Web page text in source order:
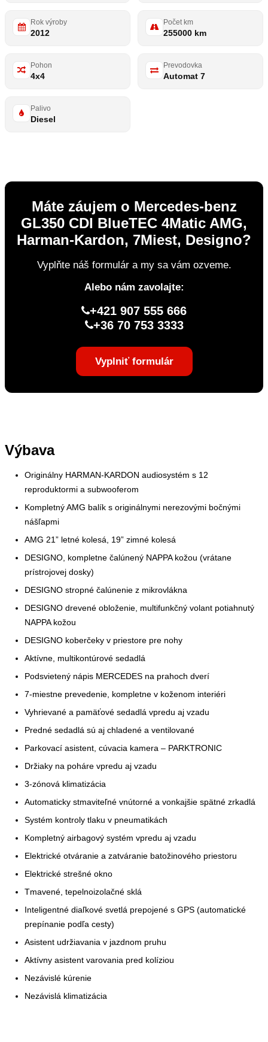
Rok výroby
2012
Počet km
255000 km
Pohon
4x4
Prevodovka
Automat 7
Palivo
Diesel
Máte záujem o Mercedes-benz
GL350 CDI BlueTEC 4Matic AMG,
Harman-Kardon, 7Miest, Designo?
Vyplňte náš formulár a my sa vám ozveme.
Alebo nám zavolajte:
+421 907 555 666
+36 70 753 3333
Vyplniť formulár
Výbava
Originálny HARMAN-KARDON audiosystém s 12
reproduktormi a subwooferom
Kompletný AMG balík s originálnymi nerezovými bočnými
nášľapmi
AMG 21” letné kolesá, 19” zimné kolesá
DESIGNO, kompletne čalúnený NAPPA kožou (vrátane
prístrojovej dosky)
DESIGNO stropné čalúnenie z mikrovlákna
DESIGNO drevené obloženie, multifunkčný volant potiahnutý
NAPPA kožou
DESIGNO koberčeky v priestore pre nohy
Aktívne, multikontúrové sedadlá
Podsvietený nápis MERCEDES na prahoch dverí
7-miestne prevedenie, kompletne v koženom interiéri
Vyhrievané a pamäťové sedadlá vpredu aj vzadu
Predné sedadlá sú aj chladené a ventilované
Parkovací asistent, cúvacia kamera – PARKTRONIC
Držiaky na poháre vpredu aj vzadu
3-zónová klimatizácia
Automaticky stmaviteľné vnútorné a vonkajšie spätné zrkadlá
Systém kontroly tlaku v pneumatikách
Kompletný airbagový systém vpredu aj vzadu
Elektrické otváranie a zatváranie batožinového priestoru
Elektrické strešné okno
Tmavené, tepelnoizolačné sklá
Inteligentné diaľkové svetlá prepojené s GPS (automatické
prepínanie podľa cesty)
Asistent udržiavania v jazdnom pruhu
Aktívny asistent varovania pred kolíziou
Nezávislé kúrenie
Nezávislá klimatizácia